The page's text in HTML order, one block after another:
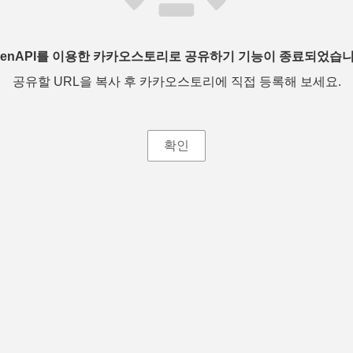
를 이용한 카카오스토리로 공유하기 기능이 종료되었습
공유할 URL을 복사 후 카카오스토리에 직접 등록해 보세요.
확인